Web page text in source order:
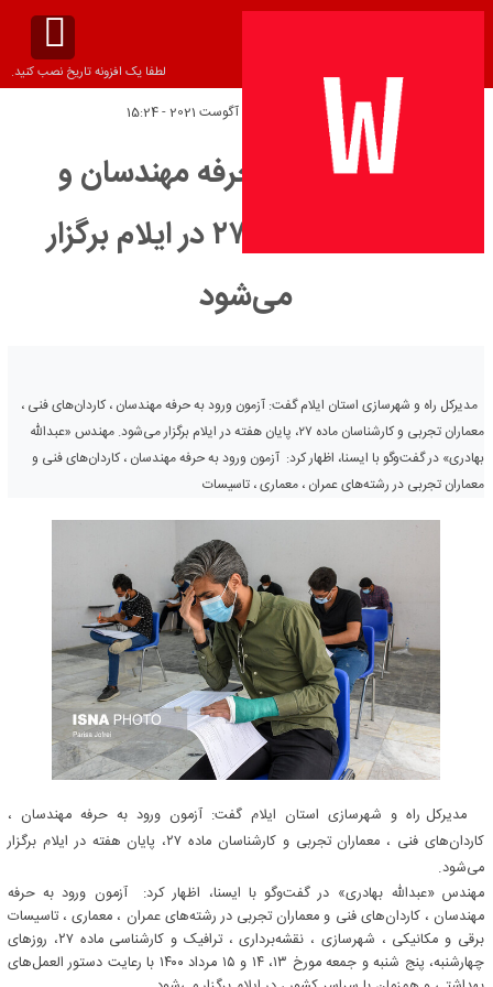
لطفا یک افزونه تاریخ نصب کنید.
تاریخ انتشار:
آزمون ورود به حرفه مهندسان و
کارشناسان ماده ۲۷ در ایلام برگزار
می‌شود
مدیرکل راه و شهرسازی استان ایلام گفت: آزمون ورود به حرفه مهندسان ، کاردان‌های فنی ،
معماران تجربی و کارشناسان ماده ۲۷، پایان هفته در ایلام برگزار می‌شود. مهندس «عبدالله
بهادری» در گفت‌وگو با ایسنا، اظهار کرد: آزمون ورود به حرفه مهندسان ، کاردان‌های فنی و
معماران تجربی در رشته‌های عمران ، معماری ، تاسیسات
مدیرکل راه و شهرسازی استان ایلام گفت: آزمون ورود به حرفه مهندسان ،
کاردان‌های فنی ، معماران تجربی و کارشناسان ماده ۲۷، پایان هفته در ایلام برگزار
می‌شود.
مهندس «عبدالله بهادری» در گفت‌وگو با ایسنا، اظهار کرد: آزمون ورود به حرفه
مهندسان ، کاردان‌های فنی و معماران تجربی در رشته‌های عمران ، معماری ، تاسیسات
برقی و مکانیکی ، شهرسازی ، نقشه‌برداری ، ترافیک و کارشناسی ماده ۲۷، روزهای
چهارشنبه، پنج شنبه و جمعه مورخ ۱۳، ۱۴ و ۱۵ مرداد ۱۴۰۰ با رعایت دستور العمل‌های